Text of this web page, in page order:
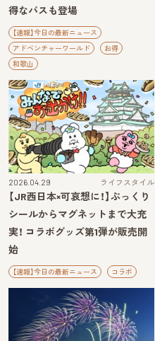
得なパスも登場
【速報】今日の最新ニュース
アドベンチャーワールド
お得
和歌山
2026.04.29 ライフスタイル
【JR西日本×可哀想に！】ぷっくり
シールからマグネットまで大充
実！ コラボグッズ第1弾が販売開
始
【速報】今日の最新ニュース コラボ